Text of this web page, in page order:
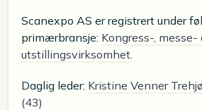
Scanexpo AS er registrert under
primærbransje: Kongress-, messe-
utstillingsvirksomhet
Daglig leder: Kristine Venner
(43)